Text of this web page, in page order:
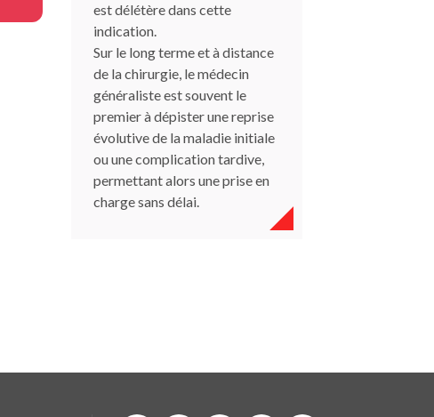
est délétère dans cette
indication.
Sur le long terme et à distance
de la chirurgie, le médecin
généraliste est souvent le
premier à dépister une reprise
évolutive de la maladie initiale
ou une complication tardive,
permettant alors une prise en
charge sans délai.